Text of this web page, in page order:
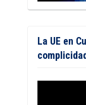
La UE en